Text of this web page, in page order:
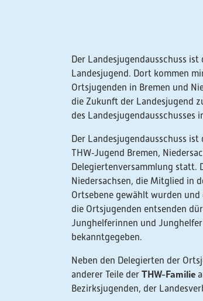
Der Landesjugendausschuss ist
Landesjugend. Dort kommen
Ortsjugenden in Bremen und
die Zukunft der Landesjugend
des Landesjugendausschusses
Der Landesjugendausschuss ist
THW‑Jugend Bremen,
Delegiertenversammlung statt.
Niedersachsen, die Mitglied in
Ortsebene gewählt wurden
die Ortsjugenden entsenden
Junghelferinnen und
bekanntgegeben.
Neben den Delegierten der
anderer Teile der THW-Familie
Bezirksjugenden, der